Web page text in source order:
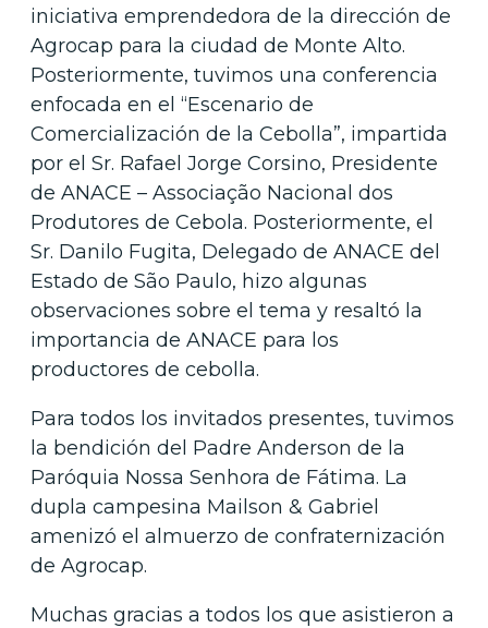
iniciativa emprendedora de la dirección de
Agrocap para la ciudad de Monte Alto.
Posteriormente, tuvimos una conferencia
enfocada en el “Escenario de
Comercialización de la Cebolla”, impartida
por el Sr. Rafael Jorge Corsino, Presidente
de ANACE – Associação Nacional dos
Produtores de Cebola. Posteriormente, el
Sr. Danilo Fugita, Delegado de ANACE del
Estado de São Paulo, hizo algunas
observaciones sobre el tema y resaltó la
importancia de ANACE para los
productores de cebolla.
Para todos los invitados presentes, tuvimos
la bendición del Padre Anderson de la
Paróquia Nossa Senhora de Fátima. La
dupla campesina Mailson & Gabriel
amenizó el almuerzo de confraternización
de Agrocap.
Muchas gracias a todos los que asistieron a